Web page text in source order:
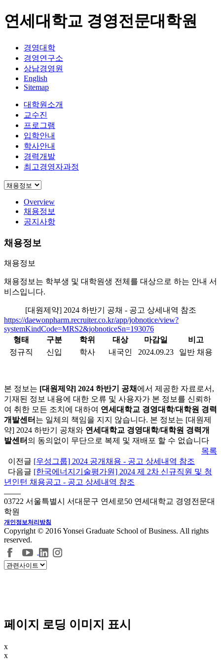
연세대학교 경영전문대학원
경영대학
경영연구소
상남경영원
English
Sitemap
대학원소개
교수진
프로그램
입학안내
학사안내
경력개발
최고경영자과정
Overview
채용정보
공지사항
채용정보
채용정보
채용정보는 학부생 및 대학원생 전체를 대상으로 하는 안내 서
비스입니다.
[대원제약] 2024 하반기 공채 - 공고 상세내역 참조
https://daewonpharm.recruiter.co.kr/app/jobnotice/view?
systemKindCode=MRS2&jobnoticeSn=193076
형태
구분 학위 대상 마감일
비고
정규직
신입 학사 내국인 2024.09.23 일반 채용
본 정보는 [대원제약] 2024 하반기 공채 에서 제공한 자료로서,
기재된 정보 내용에 대한 오류 및 사용자가 본 정보를 신뢰하
여 취한 모든 조치에 대하여 연세대학교 경영대학/대학원 경력
개발센터 는 일체의 책임을 지지 않습니다. 본 정보는 [대원제
약] 2024 하반기 공채와 연세대학교 경영대학/대학원 경력개
발센터 의 동의없이 무단으로 복제 및 재배포 할 수 없습니다
목록
이전글 [우성그룹] 2024 공개채용 - 공고 상세내역 참조
다음글 [한국에너지기술평가원] 2024 제 2차 신규직원 및 청
년인턴 채용공고 - 공고 상세내역 참조
03722 서울특별시 서대문구 연세로50 연세대학교 경영전문대
학원
개인정보처리방침
Copyright © 2016 Yonsei Graduate School of Business. All rights
reserved.
페이지 로딩 이미지 표시
x
x